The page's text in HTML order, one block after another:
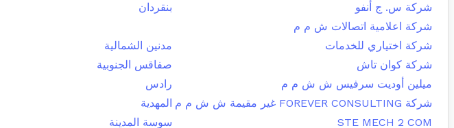
شركة س. ج أنفو
بنقردان
شركة اعلامية اتصالات ش م م
شركة اختياري للخدمات
مدنين الشمالية
شركة كوان تاش
صفاقس الجنوبية
ميلين أوديت سرفيس ش ش م م
رادس
شركة FOREVER CONSULTING غير مقيمة ش ش م م
المهدية
STE MECH 2 COM
سوسة المدينة